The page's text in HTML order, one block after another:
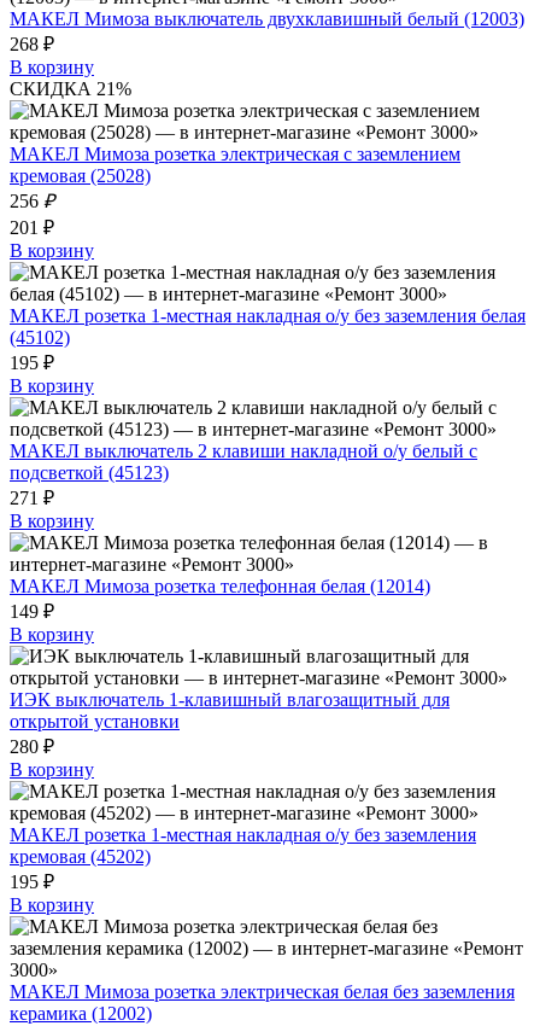
МАКЕЛ Мимоза выключатель двухклавишный белый (12003)
268 ₽
В корзину
СКИДКА 21%
МАКЕЛ Мимоза розетка электрическая с заземлением
кремовая (25028)
256 ₽
201 ₽
В корзину
МАКЕЛ розетка 1-местная накладная о/у без заземления белая
(45102)
195 ₽
В корзину
МАКЕЛ выключатель 2 клавиши накладной о/у белый с
подсветкой (45123)
271 ₽
В корзину
МАКЕЛ Мимоза розетка телефонная белая (12014)
149 ₽
В корзину
ИЭК выключатель 1-клавишный влагозащитный для
открытой установки
280 ₽
В корзину
МАКЕЛ розетка 1-местная накладная о/у без заземления
кремовая (45202)
195 ₽
В корзину
МАКЕЛ Мимоза розетка электрическая белая без заземления
керамика (12002)